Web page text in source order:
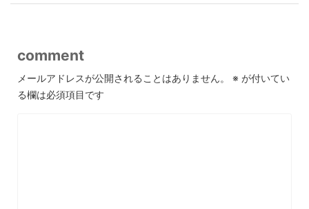
comment
メールアドレスが公開されることはありません。 ※ が付いてい
る欄は必須項目です